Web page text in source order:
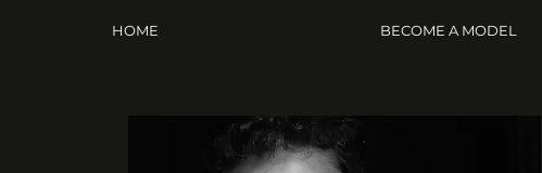
HOME BECOME A MODEL